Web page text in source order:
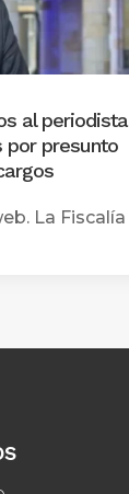
al periodista
por presunto
La Fiscalía